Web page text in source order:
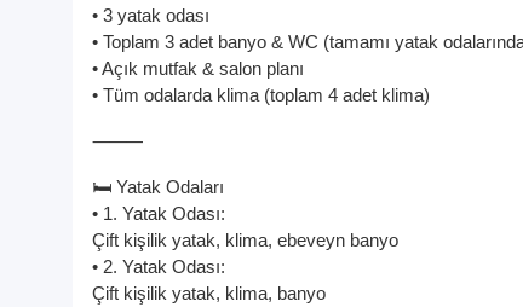
• 3 yatak odası
• Toplam 3 adet banyo & WC (tamamı yatak
• Açık mutfak & salon planı
• Tüm odalarda klima (toplam 4 adet klima)
⸻
🛏️ Yatak Odaları
• 1. Yatak Odası:
Çift kişilik yatak, klima, ebeveyn banyo
• 2. Yatak Odası:
Çift kişilik yatak, klima, banyo